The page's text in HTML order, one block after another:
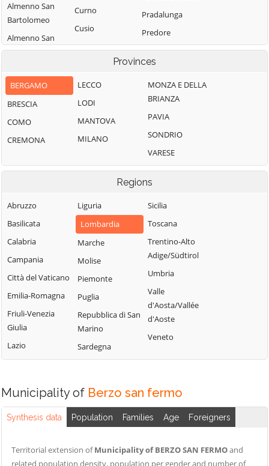
Almenno San
Bartolomeo
Almenno San
Salvatore
Lombardo
Ambivere
Antegnate
Arcene
Arzago d'Adda
Aviatico
Azzano San
Paolo
Azzone
Bagnatica
Barbata
Bariano
Barzana
Bedulita
Bergamo
Berzo San
Fermo
Blello
Curno
Cusio
Dalmine
Endine Gaiano
Entratico
Fara Gera d'Adda
Fara Olivana con
Filago
Fino del Monte
Fiorano al Serio
Fontanella
Fonteno
Foppolo
Foresto Sparso
Fornovo San
Fuipiano Valle
Gandellino
Gandosso
Gaverina Terme
Gazzaniga
Ghisalba
Pradalunga
Predore
Premolo
Presezzo
Pumenengo
Ranica
Ranzanico
Riva di Solto
Rogno
Roncobello
Roncola
Rota d'Imagna
Rovetta
Bianco
Terme
Terme
Santa Brigida
Sarnico
Schilpario
Provinces
BERGAMO
BRESCIA
COMO
CREMONA
LECCO
LODI
MANTOVA
MILANO
MONZA E DELLA
BRIANZA
PAVIA
SONDRIO
VARESE
Regions
Abruzzo
Basilicata
Calabria
Campania
Città del Vaticano
Emilia-Romagna
Friuli-Venezia
Giulia
Lazio
Liguria
Lombardia
Marche
Molise
Piemonte
Puglia
Repubblica di San
Marino
Sardegna
Sicilia
Toscana
Trentino-Alto
Adige/Südtirol
Umbria
Valle
d'Aosta/Vallée
d'Aoste
Veneto
Municipality of Berzo san fermo
Synthesis data Population Families Age Foreigners
Territorial extension ofMunicipality of BERZO SAN FERMOand
related population density, population per gender and number of